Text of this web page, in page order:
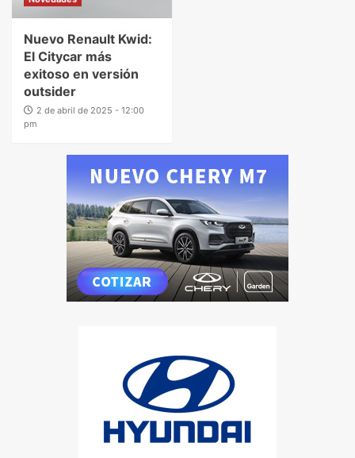
Nuevo Renault Kwid:
El Citycar más
exitoso en versión
outsider
2 de abril de 2025 - 12:00
pm